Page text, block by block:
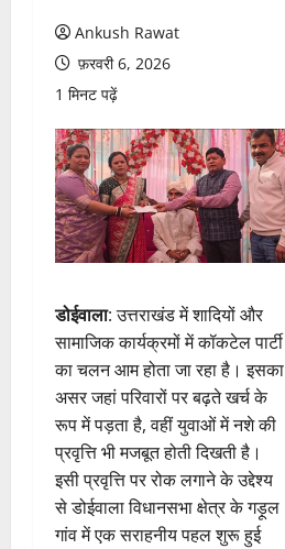
Ankush Rawat
फ़रवरी 6, 2026
1 मिनट पढ़ें
डोईवाला: उत्तराखंड में शादियों और
सामाजिक कार्यक्रमों में कॉकटेल पार्टी
का चलन आम होता जा रहा है। इसका
असर जहां परिवारों पर बढ़ते खर्च के
रूप में पड़ता है, वहीं युवाओं में नशे की
प्रवृत्ति भी मजबूत होती दिखती है।
इसी प्रवृत्ति पर रोक लगाने के उद्देश्य
से डोईवाला विधानसभा क्षेत्र के गड़ूल
गांव में एक सराहनीय पहल शुरू हुई